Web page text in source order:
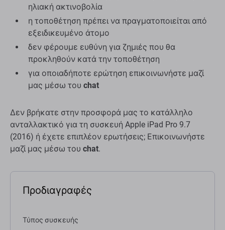
ηλιακή ακτινοβολία
η τοποθέτηση πρέπει να πραγματοποιείται από
εξειδικευμένο άτομο
δεν φέρουμε ευθύνη για ζημιές που θα
προκληθούν κατά την τοποθέτηση
για οποιαδήποτε ερώτηση επικοινωνήστε μαζί
μας μέσω του chat
Δεν βρήκατε στην προσφορά μας το κατάλληλο
ανταλλακτικό για τη συσκευή Apple iPad Pro 9.7
(2016) ή έχετε επιπλέον ερωτήσεις; Επικοινωνήστε
μαζί μας μέσω του chat.
Προδιαγραφές
Τύπος συσκευής